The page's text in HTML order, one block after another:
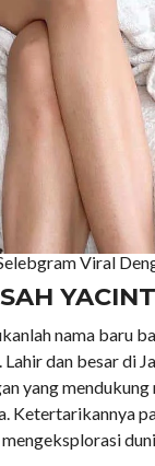
Viral
nama baru
dan besar di
yang
Ketertarikannya